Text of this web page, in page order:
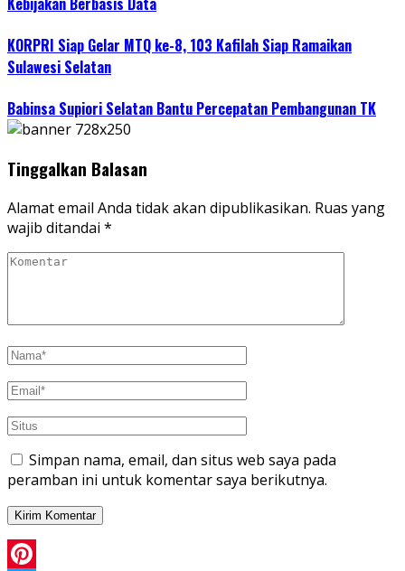
KORPRI Siap Gelar MTQ ke-8, 103 Kafilah Siap Ramaikan
Sulawesi Selatan
Babinsa Supiori Selatan Bantu Percepatan Pembangunan TK
Tinggalkan Balasan
Alamat email Anda tidak akan dipublikasikan. Ruas yang
wajib ditandai *
Simpan nama, email, dan situs web saya pada
peramban ini untuk komentar saya berikutnya.